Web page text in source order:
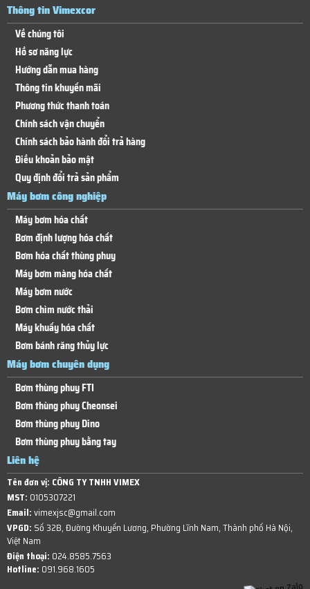
Thông tin Vimexcor
Về chúng tôi
Hồ sơ năng lực
Hướng dẫn mua hàng
Thông tin khuyến mãi
Phương thức thanh toán
Chính sách vận chuyển
Chính sách bảo hành đổi trả hàng
Điều khoản bảo mật
Quy định đổi trả sản phẩm
Máy bơm công nghiệp
Máy bơm hóa chất
Bơm định lượng hóa chất
Bơm hóa chất thùng phuy
Máy bơm màng hóa chất
Máy bơm nước
Bơm chìm nước thải
Máy khuấy hóa chất
Bơm bánh răng thủy lực
Máy bơm chuyên dụng
Bơm thùng phuy FTI
Bơm thùng phuy Cheonsei
Bơm thùng phuy Dino
Bơm thùng phuy bằng tay
Liên hệ
Tên đơn vị: CÔNG TY TNHH VIMEX
MST: 0105307221
Email:vimexjsc@gmail.com
VPGD: Số 32B, Đường Khuyến Lương, Phường Lĩnh Nam, Thành phố Hà Nội,
Việt Nam
Điện thoại: 024.8585.7563
Hotline: 091.968.1605